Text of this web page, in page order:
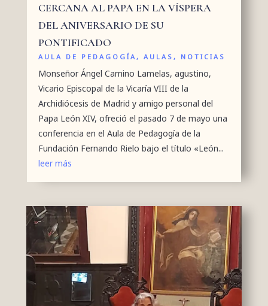
CERCANA AL PAPA EN LA VÍSPERA
DEL ANIVERSARIO DE SU
PONTIFICADO
AULA DE PEDAGOGÍA, AULAS, NOTICIAS
Monseñor Ángel Camino Lamelas, agustino,
Vicario Episcopal de la Vicaría VIII de la
Archidiócesis de Madrid y amigo personal del
Papa León XIV, ofreció el pasado 7 de mayo una
conferencia en el Aula de Pedagogía de la
Fundación Fernando Rielo bajo el título «León...
leer más